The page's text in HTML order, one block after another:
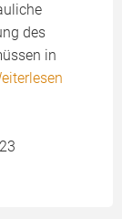
des
in